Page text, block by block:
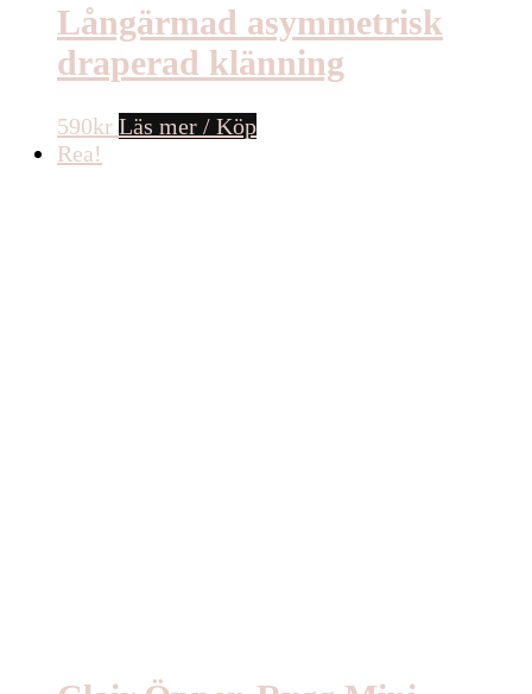
Långärmad asymmetrisk
draperad klänning
590kr Läs mer / Köp
Rea!